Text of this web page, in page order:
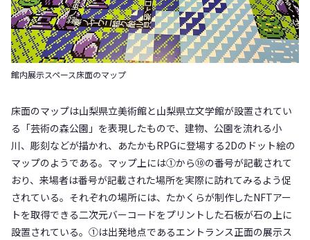
館内展示スペース床面のマップ
床面のマップは山梨県立美術館と山梨県立文学館が設置されてい
る「芸術の森公園」を表現したもので、建物、公園を流れる小
川、彫刻などが描かれ、あたかもRPGに登場する2Dのドット絵の
マップのようである。マップ上には①から⑩の番号が記載されて
おり、来場者は番号が記載された場所を実際に訪れてみるよう促
されている。それぞれの場所には、たかくらが制作したNFTアー
トを取得できる二次元バーコードをプリントした石板が石の上に
設置されている。①は出発地点であるエントランス正面の展示ス